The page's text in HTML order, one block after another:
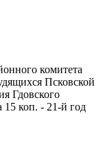
комитета
Псковской
Гдовского
15 коп. - 21-й год